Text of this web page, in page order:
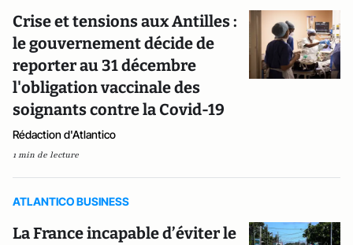
Crise et tensions aux Antilles :
le gouvernement décide de
reporter au 31 décembre
l'obligation vaccinale des
soignants contre la Covid-19
Rédaction d'Atlantico
1 min de lecture
ATLANTICO BUSINESS
La France incapable d’éviter le